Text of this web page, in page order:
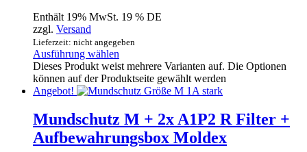
Enthält 19% MwSt. 19 % DE
zzgl. Versand
Lieferzeit: nicht angegeben
Ausführung wählen
Dieses Produkt weist mehrere Varianten auf. Die Optionen
können auf der Produktseite gewählt werden
Angebot!
Mundschutz M + 2x A1P2 R Filter +
Aufbewahrungsbox Moldex